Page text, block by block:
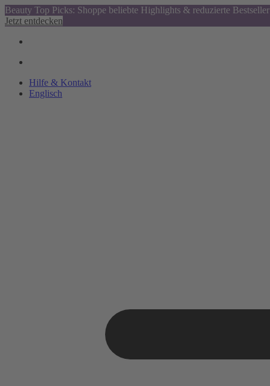
Beauty Top Picks: Shoppe beliebte Highlights & reduzierte Bestseller
Jetzt entdecken
Hilfe & Kontakt
Englisch